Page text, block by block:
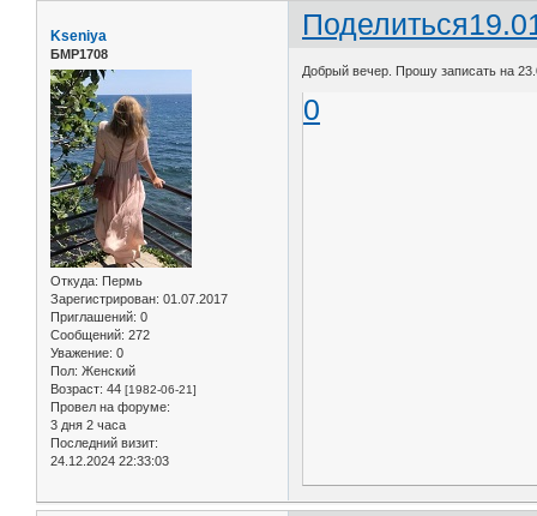
Поделиться
Kseniya
БМР1708
Откуда: Пермь
Зарегистрирован: 01.07.2017
Приглашений: 0
Сообщений: 272
Уважение: 0
Пол: Женский
Возраст: 44 [1982-06-21]
Провел на форуме:
3 дня 2 часа
Последний визит:
24.12.2024 22:33:03
Добрый вечер. Прошу записать на
0